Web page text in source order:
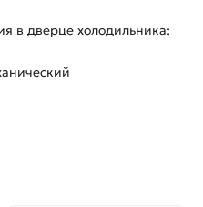
в дверце холодильника: